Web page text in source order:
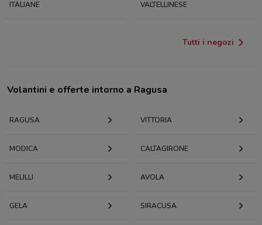
ITALIANE
VALTELLINESE
Tutti i negozi
Volantini e offerte intorno a Ragusa
RAGUSA VITTORIA
MODICA CALTAGIRONE
MELILLI AVOLA
GELA SIRACUSA